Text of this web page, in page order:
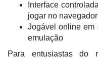
Interface
jogar no navegador
Jogável online em
emulação
Para entusiastas do